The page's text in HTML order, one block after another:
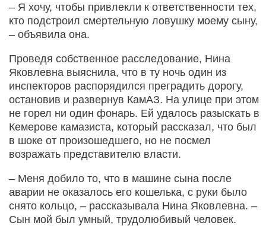
– Я хочу, чтобы привлекли к ответственности тех,
кто подстроил смертельную ловушку моему сыну,
– объявила она.
Проведя собственное расследование, Нина
Яковлевна выяснила, что в ту ночь один из
инспекторов распорядился преградить дорогу,
остановив и развернув КамАЗ. На улице при этом
не горел ни один фонарь. Ей удалось разыскать в
Кемерове камазиста, который рассказал, что был
в шоке от произошедшего, но не посмел
возражать представителю власти.
– Меня добило то, что в машине сына после
аварии не оказалось его кошелька, с руки было
снято кольцо, – рассказывала Нина Яковлевна. –
Сын мой был умный, трудолюбивый человек.